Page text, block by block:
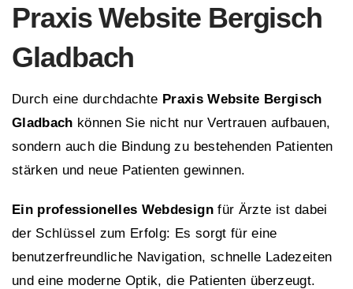
Praxis Website Bergisch
Gladbach
Durch eine durchdachte Praxis Website Bergisch
Gladbach können Sie nicht nur Vertrauen aufbauen,
sondern auch die Bindung zu bestehenden Patienten
stärken und neue Patienten gewinnen.
Ein professionelles Webdesignfür Ärzte ist dabei
der Schlüssel zum Erfolg: Es sorgt für eine
benutzerfreundliche Navigation, schnelle Ladezeiten
und eine moderne Optik, die Patienten überzeugt.